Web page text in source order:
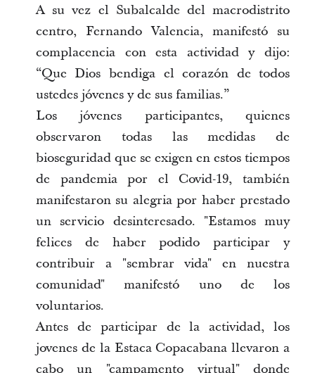
A su vez el Subalcalde del macrodistrito
centro, Fernando Valencia, manifestó su
complacencia con esta actividad y dijo:
“Que Dios bendiga el corazón de todos
ustedes jóvenes y de sus familias.”
Los jóvenes participantes, quienes
observaron todas las medidas de
bioseguridad que se exigen en estos tiempos
de pandemia por el Covid-19, también
manifestaron su alegria por haber prestado
un servicio desinteresado. "Estamos muy
felices de haber podido participar y
contribuir a "sembrar vida" en nuestra
comunidad" manifestó uno de los
voluntarios.
Antes de participar de la actividad, los
jovenes de la Estaca Copacabana llevaron a
cabo un "campamento virtual" donde